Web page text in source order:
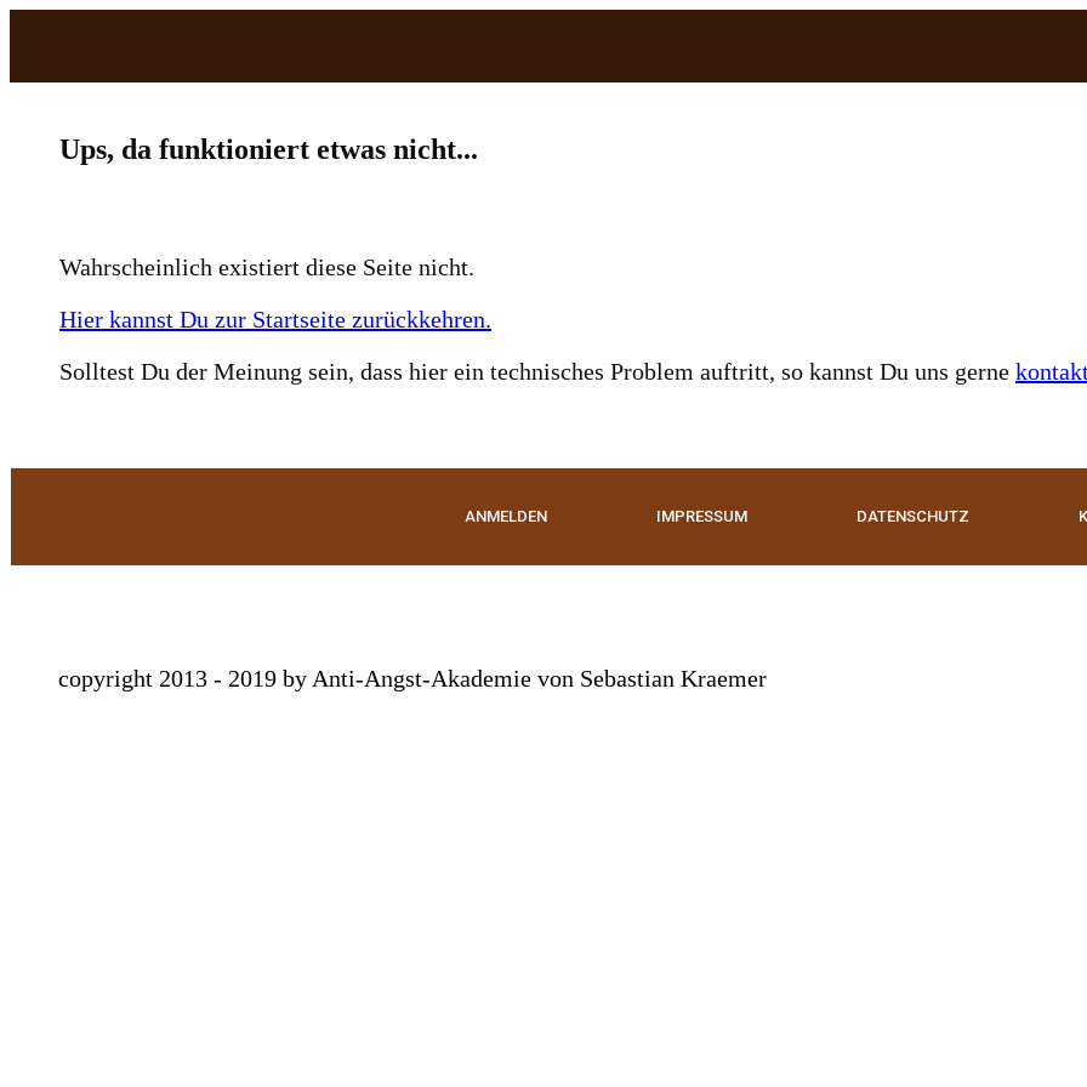
​Ups, da funktioniert etwas nicht...
​Wahrscheinlich existiert diese Seite nicht.
Hier kannst Du zur Startseite zurückkehren.
Solltest Du der Meinung sein, dass hier ein technisches Problem auftritt, so kannst Du uns gerne
ANMELDEN IMPRESSUM DATENSCHUTZ
copyright 2013 - 2019 by Anti-Angst-Akademie von Sebastian Kraemer